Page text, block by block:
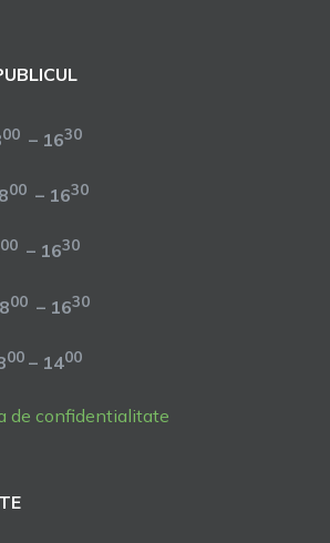
00 – 1630
00 – 1630
00 – 1630
00 – 1630
00 – 1400
de confidentialitate